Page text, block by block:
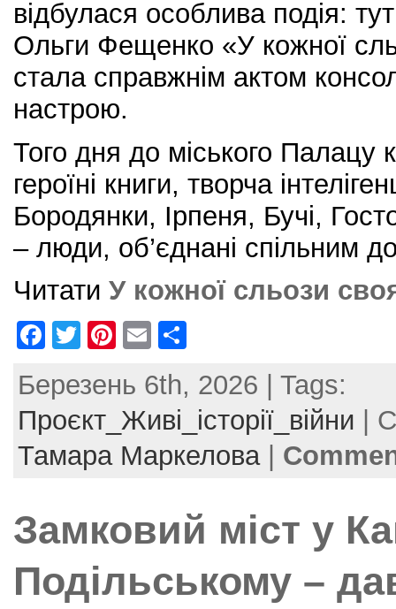
відбулася особлива подія:
Ольги Фещенко «У кожної
стала справжнім актом
настрою.
Того дня до міського Палацу
героїні книги, творча
Бородянки, Ірпеня, Бучі,
– люди, об’єднані спільним
Читати У кожної сльози
F
c
e
b
k
T
itt
er
Pi
er
e
st
E
ai
l
ar
e
Березень 6th, 2026 | Tags:
Проєкт_Живі_історії_війни |
Тамара Маркелова|
Замковий міст у
Подільському –